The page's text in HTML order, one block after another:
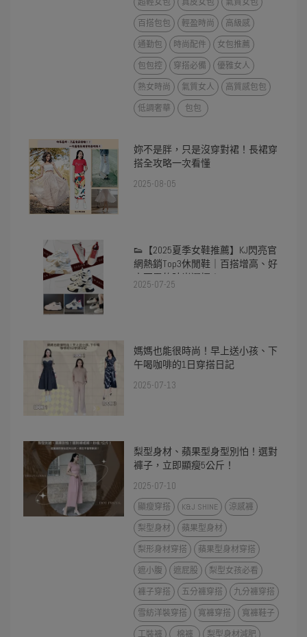
百搭包包
輕盈時尚
高級感
通勤包
時尚配件
女包推薦
包包控
穿搭必備
優雅女人
熟女時尚
氣質女人
高質感包包
低調奢華
包包
妳不是胖，只是沒穿對裙！長裙穿
搭全攻略一次看懂
2025-08-05
👟【2025夏季女鞋推薦】KJ閃亮官
網熱銷Top3休閒鞋｜百搭增高、好
穿不累的時尚選擇！
2025-07-25
媽媽也能很時尚！早上送小孩、下
午喝咖啡的1日穿搭日記
2025-07-13
梨型身材、蘋果型身型別怕！選對
褲子，立即顯瘦5公斤！
2025-07-10
顯瘦穿搭 K&J SHINE
涼感褲
梨型身材
蘋果型身材
梨形身材穿搭
蘋果型身材穿搭
遮小腹
遮屁股
梨型女孩必看
褲子穿搭
五分褲穿搭
九分褲穿搭
雪紡洋裝穿搭
寬褲穿搭
寬褲鞋子
工裝褲
棉褲 梨型身材減肥